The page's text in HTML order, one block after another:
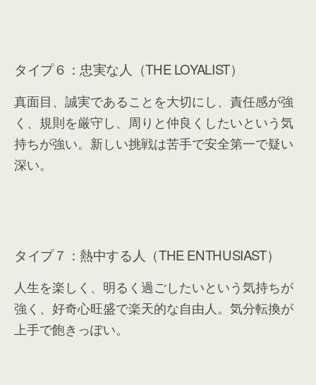
タイプ６：忠実な人（THE LOYALIST）
真面目、誠実であることを大切にし、責任感が強
く、規則を厳守し、周りと仲良くしたいという気
持ちが強い。新しい挑戦は苦手で安全第一で疑い
深い。
タイプ７：熱中する人（THE ENTHUSIAST）
人生を楽しく、明るく過ごしたいという気持ちが
強く、好奇心旺盛で楽天的な自由人。気分転換が
上手で飽きっぽい。